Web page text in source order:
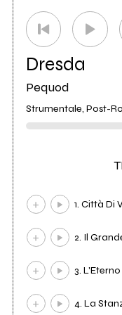
Dresda
Pequod
Strumentale, Post-
1. Città Di
2. Il
3.
4. La